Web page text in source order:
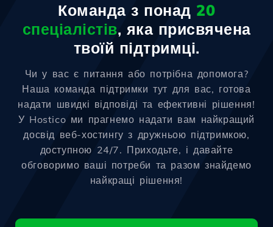
Команда з понад 20
спеціалістів, яка присвячена
твоїй підтримці.
Чи у вас є питання або потрібна допомога?
Наша команда підтримки тут для вас, готова
надати швидкі відповіді та ефективні рішення!
У Hostico ми прагнемо надати вам найкращий
досвід веб-хостингу з дружньою підтримкою,
доступною 24/7. Приходьте, і давайте
обговоримо ваші потреби та разом знайдемо
найкращі рішення!